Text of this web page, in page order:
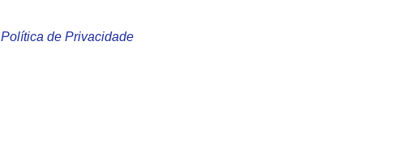
Política de Privacidade